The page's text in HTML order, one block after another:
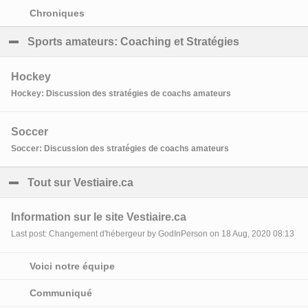
Chroniques
Sports amateurs: Coaching et Stratégies
Hockey
Hockey: Discussion des stratégies de coachs amateurs
Soccer
Soccer: Discussion des stratégies de coachs amateurs
Tout sur Vestiaire.ca
Information sur le site Vestiaire.ca
Last post: Changement d'hébergeur by GodInPerson on 18 Aug, 2020 08:13
Voici notre équipe
Communiqué